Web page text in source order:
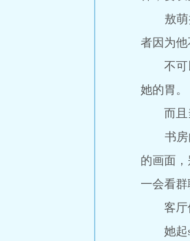
敖萌摸
者因为他
不可以
她的胃。
而且当
书房内
的画面
一会看
客厅倒
她起